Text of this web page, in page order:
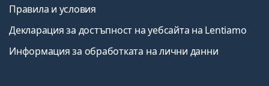
Правила и условия
Декларация за достъпност на уебсайта на Lentiamo
Информация за обработката на лични данни